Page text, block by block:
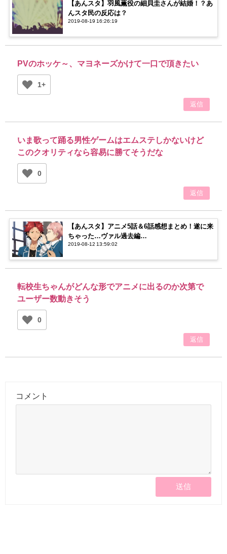
【あんスタ】羽風薫役の細貝圭さんが結婚！？あ
んスタ民の反応は？
2019-08-19 16:26:19
PVのホッケ～、マヨネーズかけて一口で頂きたい
1+
返信
いま歌って踊る男性ゲームはエムステしかないけど
このクオリティなら容易に勝てそうだな
0
返信
【あんスタ】アニメ5話＆6話感想まとめ！遂に来
ちゃった…ヴァル過去編…
2019-08-12 13:59:02
転校生ちゃんがどんな形でアニメに出るのか次第で
ユーザー数動きそう
0
返信
コメント